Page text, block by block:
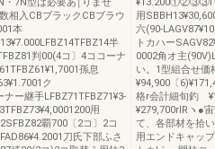
・7N型は必要あ￨りませ
相入CBブラックCBブラウ
本
半
判00(4コ〕4ココーナ
孫息
ク
ー継手LFBZ71TFBZ71¥3‐
用
覇700〔2コ〕2コ
刀氏下部ふさ
¥13.200①②③③iリ
用
六
トカハー
0002角オ主
い。1型組合せ価
¥94,900〔
格r会計細旬釣ゝ
¥279,700rlRヽ●
て、各部材を拾
用エンドキャッ